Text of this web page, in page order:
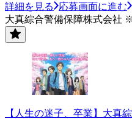
詳細を見る
応募画面に進む
大真綜合警備保障株式会社
【人生の迷子、卒業】大真